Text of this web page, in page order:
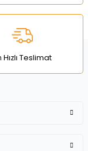
Hızlı Teslimat